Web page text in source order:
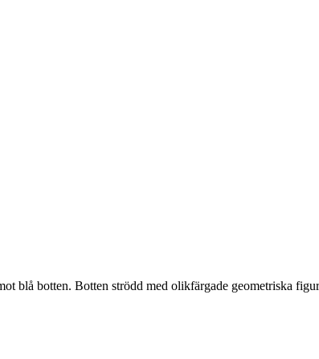
blå botten. Botten strödd med olikfärgade geometriska